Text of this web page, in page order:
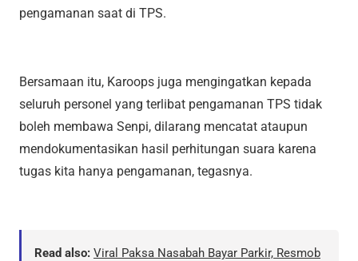
pengamanan saat di TPS.
Bersamaan itu, Karoops juga mengingatkan kepada
seluruh personel yang terlibat pengamanan TPS tidak
boleh membawa Senpi, dilarang mencatat ataupun
mendokumentasikan hasil perhitungan suara karena
tugas kita hanya pengamanan, tegasnya.
Read also: Viral Paksa Nasabah Bayar Parkir, Resmob